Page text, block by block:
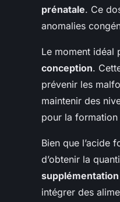
prénatale. Ce
anomalies
Le moment idéal
conception.
prévenir les
maintenir des
pour la
Bien que l’acide
d’obtenir la
supplémentation
intégrer des